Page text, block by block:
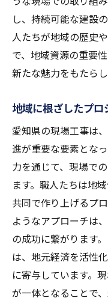
し、持続可能な建設
人たちが地域の歴史
で、地域資源の重要
新たな魅力をもたらし
地域に根ざしたプ
愛知県の現場工事は
進が重要な要素とな
力を通じて、現場で
ます。職人たちは地
共同で作り上げるプ
ようなアプローチは
の成功に繋がります
は、地元経済を活性
に寄与しています。
が一体となることで